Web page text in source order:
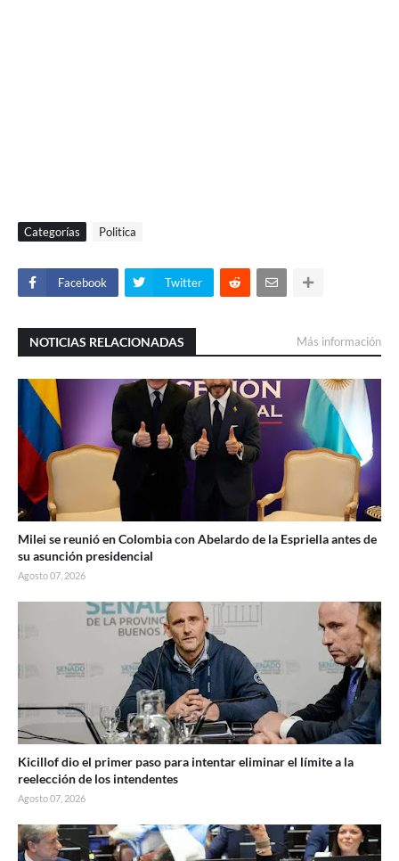
Categorías Politica
Facebook Twitter
NOTICIAS RELACIONADAS Más información
Milei se reunió en Colombia con Abelardo de la Espriella antes de
su asunción presidencial
Agosto 07, 2026
Kicillof dio el primer paso para intentar eliminar el límite a la
reelección de los intendentes
Agosto 07, 2026